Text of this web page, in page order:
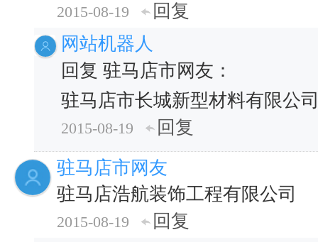
2015-08-19
回复
网站机器人
回复 驻马店市网友：
驻马店市长城新型材料有限公
2015-08-19
回复
驻马店市网友
驻马店浩航装饰工程有限公司
2015-08-19
回复